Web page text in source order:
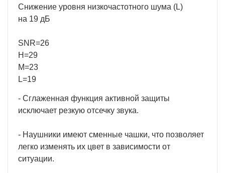
Снижение уровня низкочастотного шума (L)
на 19 дБ
SNR=26
Н=29
M=23
L=19
- Сглаженная функция активной защиты
исключает резкую отсечку звука.
- Наушники имеют сменные чашки, что позволяет
легко изменять их цвет в зависимости от
ситуации.